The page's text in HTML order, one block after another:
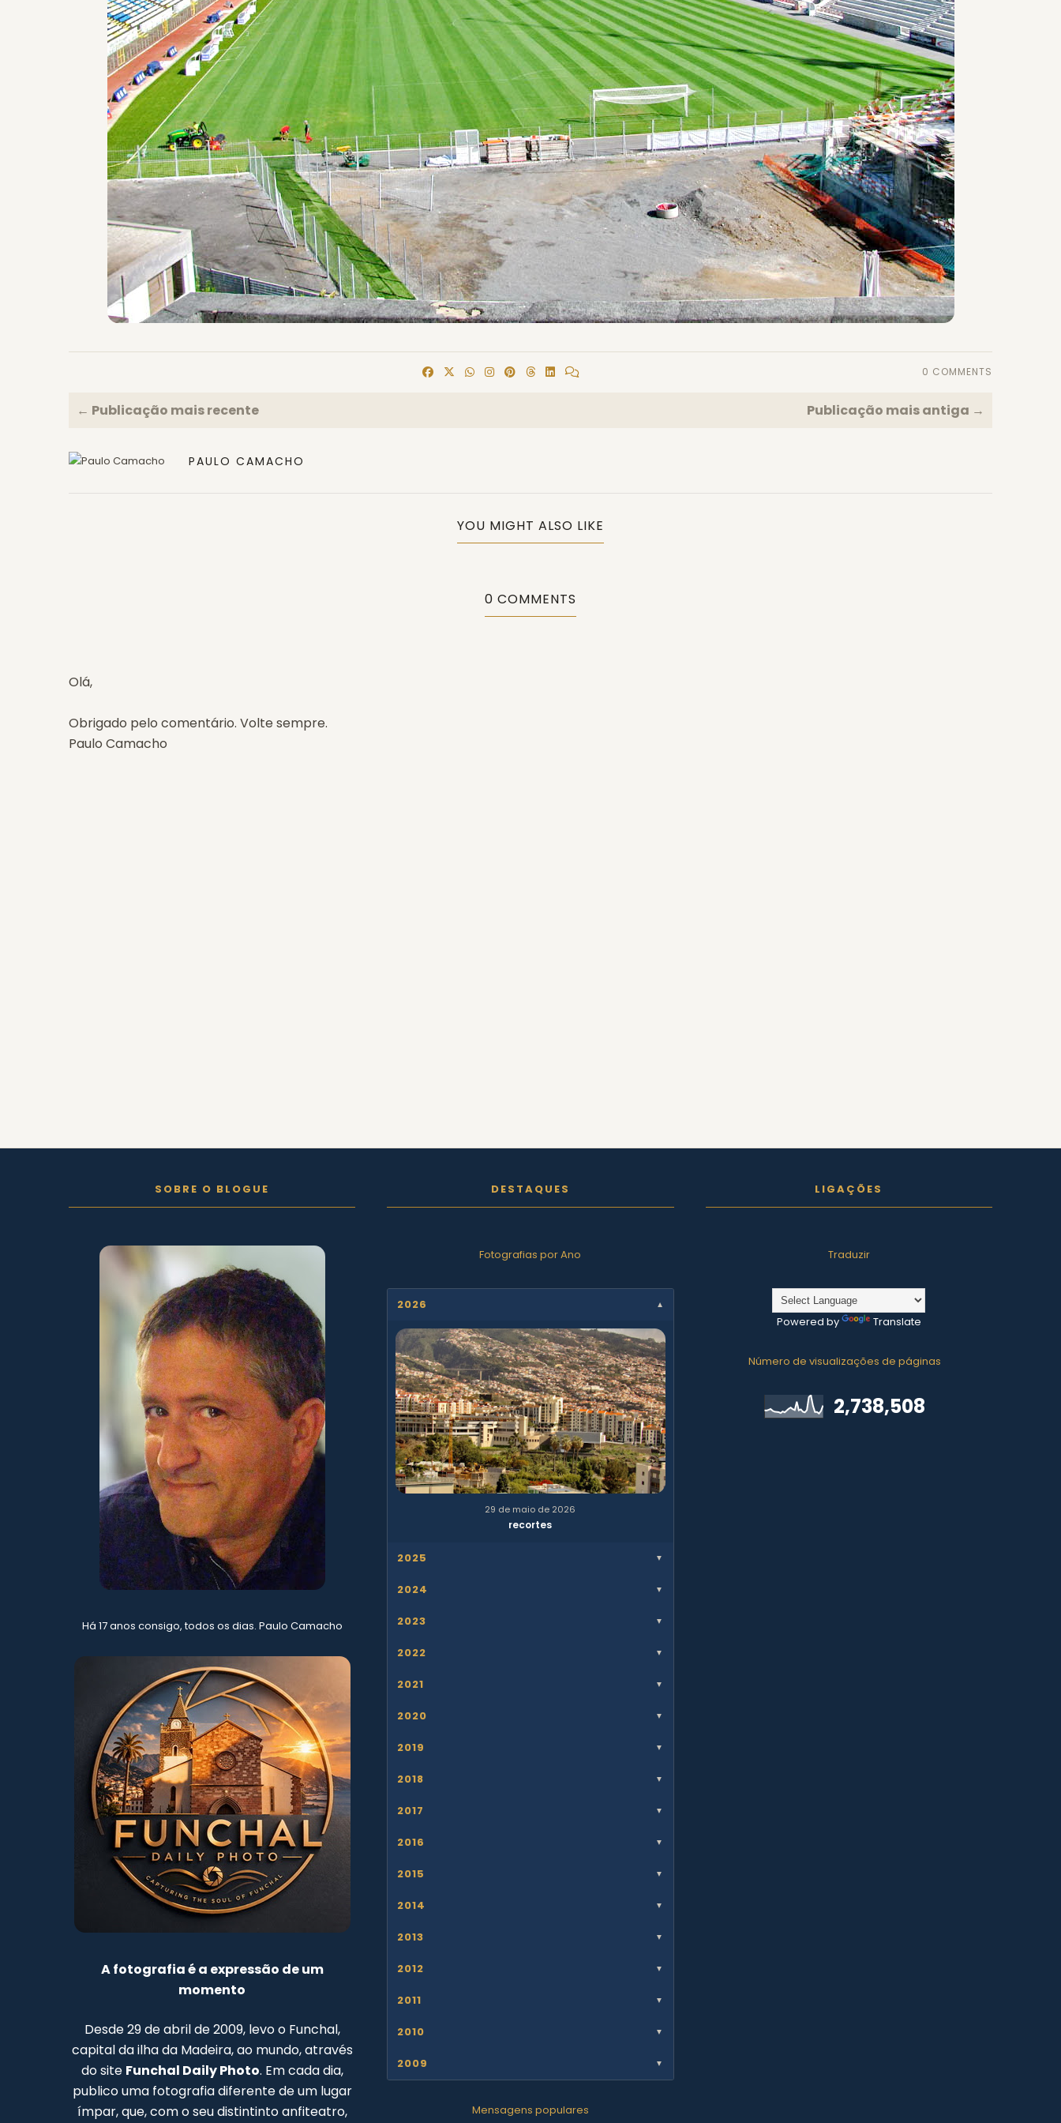
0 COMMENTS
← Publicação mais recente Publicação mais antiga →
PAULO CAMACHO
YOU MIGHT ALSO LIKE
0 COMMENTS
Olá,
Obrigado pelo comentário. Volte sempre.
Paulo Camacho
FOLLOW ON INSTAGRAM SOBRE O BLOGUE
Há 17 anos consigo, todos os dias. Paulo Camacho
A fotografia é a expressão de um
momento
Desde 29 de abril de 2009, levo o Funchal,
capital da ilha da Madeira, ao mundo, através
do site Funchal Daily Photo. Em cada dia,
publico uma fotografia diferente de um lugar
ímpar, que, com o seu distintinto anfiteatro,
DESTAQUES
Fotografias por Ano
2026 ▼
29 de maio de 2026
recortes
2025 ▼
2024 ▼
2023 ▼
2022 ▼
2021 ▼
2020 ▼
2019 ▼
2018 ▼
2017 ▼
2016 ▼
2015 ▼
2014 ▼
2013 ▼
2012 ▼
2011 ▼
2010 ▼
2009 ▼
Mensagens populares
LIGAÇÕES
Traduzir
Powered by Translate
Número de visualizações de páginas
2,738,508